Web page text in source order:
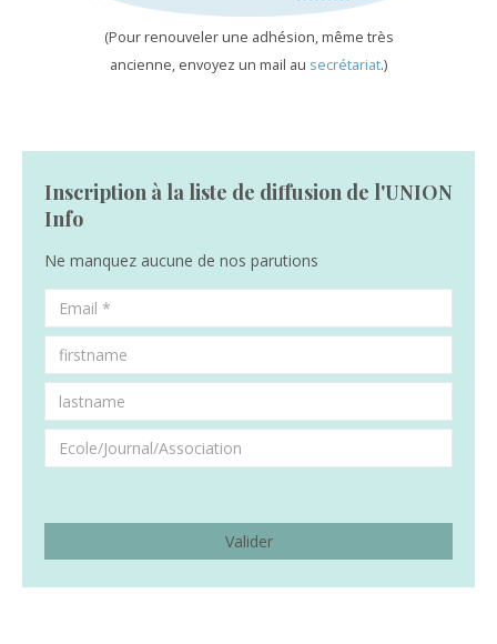
(Pour renouveler une adhésion, même très
ancienne, envoyez un mail au secrétariat.)
Inscription à la liste de diffusion de l'UNION
Info
Ne manquez aucune de nos parutions